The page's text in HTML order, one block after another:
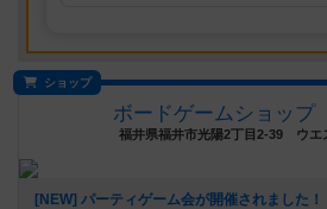
ショップ
ボードゲームショッ
福井県福井市光陽2丁目2-39 ウエ